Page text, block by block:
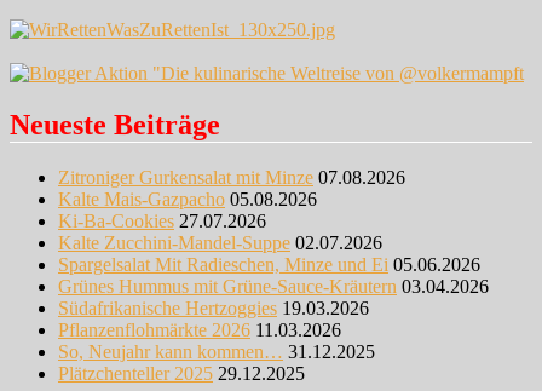
Neueste Beiträge
Zitroniger Gurkensalat mit Minze 07.08.2026
Kalte Mais-Gazpacho 05.08.2026
Ki-Ba-Cookies 27.07.2026
Kalte Zucchini-Mandel-Suppe 02.07.2026
Spargelsalat Mit Radieschen, Minze und Ei 05.06.2026
Grünes Hummus mit Grüne-Sauce-Kräutern 03.04.2026
Südafrikanische Hertzoggies 19.03.2026
Pflanzenflohmärkte 2026 11.03.2026
So, Neujahr kann kommen… 31.12.2025
Plätzchenteller 2025 29.12.2025